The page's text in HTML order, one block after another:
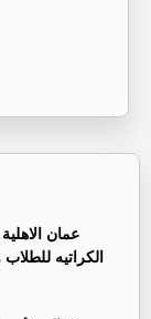
عمان
الكراتيه